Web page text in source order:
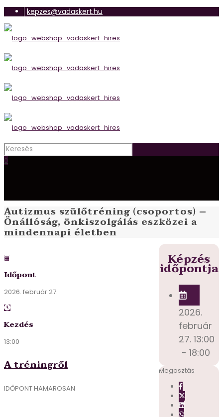
kepzes@vadaskert.hu
0
Autizmus szülőtréning (csoportos) –
Önállóság, önkiszolgálás eszközei a
mindennapi életben
Időpont
2026. február 27.
Kezdés
13:00
A tréningről
IDŐPONT HAMAROSAN
Képzés
időpontja
2026.
február
27. 13:00
- 18:00
Megosztás